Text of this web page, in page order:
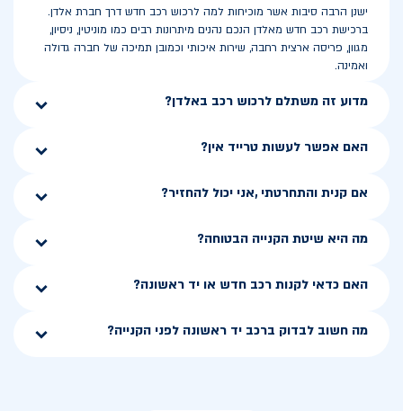
ישנן הרבה סיבות אשר מוכיחות למה לרכוש רכב חדש דרך חברת אלדן.
ברכישת רכב חדש מאלדן הנכם נהנים מיתרונות רבים כמו מוניטין, ניסיון,
מגוון, פריסה ארצית רחבה, שירות איכותי וכמובן תמיכה של חברה גדולה
ואמינה.
מדוע זה משתלם לרכוש רכב באלדן?
האם אפשר לעשות טרייד אין?
אם קנית והתחרטתי ,אני יכול להחזיר?
מה היא שיטת הקנייה הבטוחה?
האם כדאי לקנות רכב חדש או יד ראשונה?
מה חשוב לבדוק ברכב יד ראשונה לפני הקנייה?